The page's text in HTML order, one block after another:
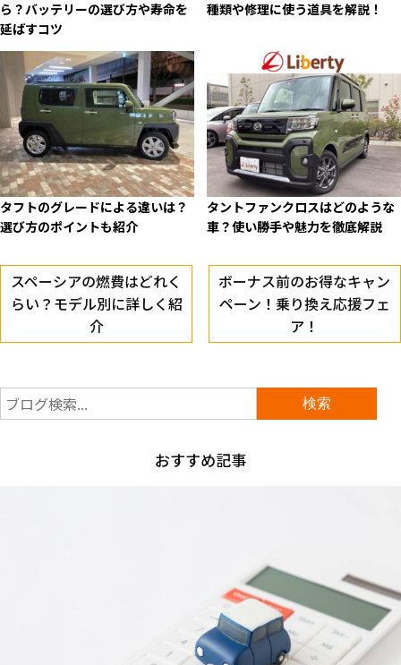
ら？バッテリーの選び方や寿命を
延ばすコツ
種類や修理に使う道具を解説！
タフトのグレードによる違いは？
選び方のポイントも紹介
タントファンクロスはどのような
車？使い勝手や魅力を徹底解説
スペーシアの燃費はどれく
らい？モデル別に詳しく紹
介
ボーナス前のお得なキャン
ペーン！乗り換え応援フェ
ア！
おすすめ記事